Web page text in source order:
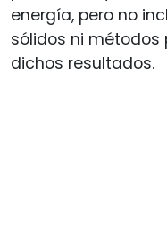
energía, pero no
sólidos ni
dichos resultados.